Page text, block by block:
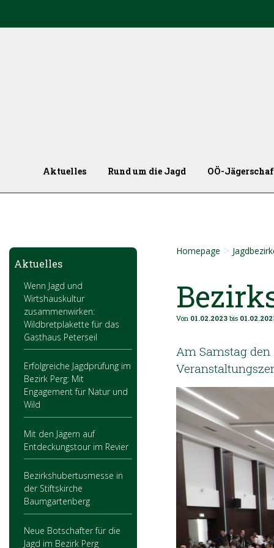
Aktuelles Rund um die Jagd OÖ-
Aktuelles
Wenn Jagd und
Wirtshauskultur
zusammenwirken:
Wildbretplakette für das
Gasthaus Peterseil
Erfolgreiche Jagdprüfung im
Bezirk Perg: Mit
Engagement für Natur und
Wild
Mit den Jägern auf
Entdeckungstour im Revier
Bezirkshubertusmesse in
der Stiftskirche
Baumgartenberg
Neue Botschafter für die
Jagd im Bezirk Perg
Homepage >
Von 01.02.2023 bis
Am Samstag